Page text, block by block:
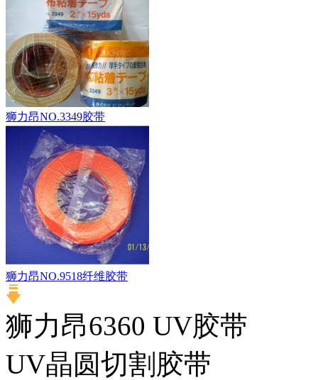
狮力昂NO.3349胶带
狮力昂NO.9518纤维胶带
狮力昂6360 UV胶带
UV晶圆切割胶带